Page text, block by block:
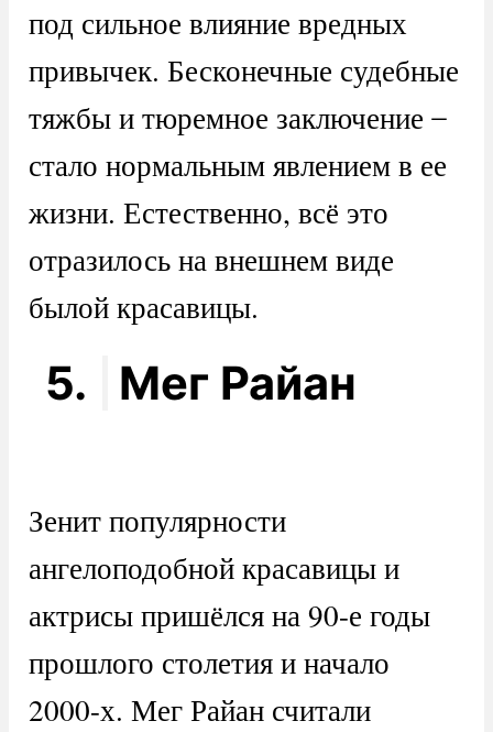
под сильное влияние вредных
привычек. Бесконечные судебные
тяжбы и тюремное заключение ̶
стало нормальным явлением в ее
жизни. Естественно, всё это
отразилось на внешнем виде
былой красавицы.
5. Мег Райан
Зенит популярности
ангелоподобной красавицы и
актрисы пришёлся на 90-е годы
прошлого столетия и начало
2000-х. Мег Райан считали